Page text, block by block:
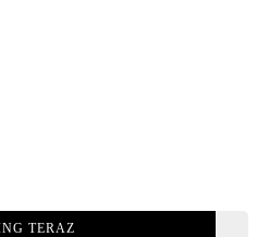
TERAZ